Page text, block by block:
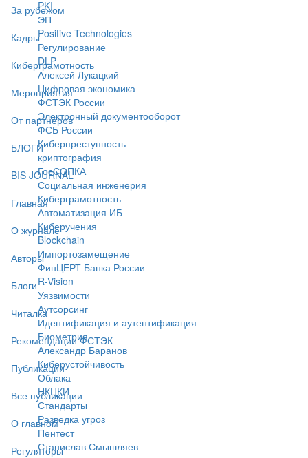
За рубежом
Кадры
Киберграмотность
Мероприятия
От партнёров
БЛОГИ
BIS JOURNAL
Главная
О журнале
Авторы
Блоги
Читалка
Рекомендации ФСТЭК
Публикации
Все публикации
О главном
Регуляторы
PKI
ЭП
Positive Technologies
Регулирование
DLP
Алексей Лукацкий
Цифровая экономика
ФСТЭК России
Электронный документооборот
ФСБ России
Киберпреступность
криптография
ГосСОПКА
Социальная инженерия
Киберграмотность
Автоматизация ИБ
Киберучения
Blockchain
Импортозамещение
ФинЦЕРТ Банка России
R-Vision
Уязвимости
Аутсорсинг
Идентификация и аутентификация
Биометрия
Александр Баранов
Киберустойчивость
Облака
НКЦКИ
Стандарты
Разведка угроз
Пентест
Станислав Смышляев